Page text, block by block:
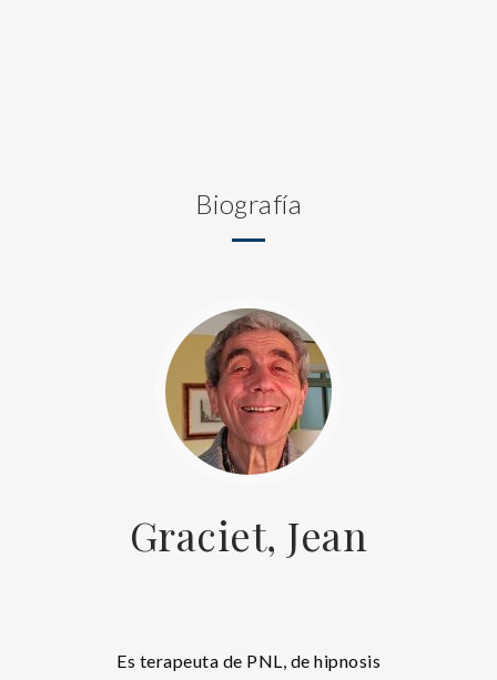
Biografía
Graciet, Jean
Es terapeuta de PNL, de hipnosis